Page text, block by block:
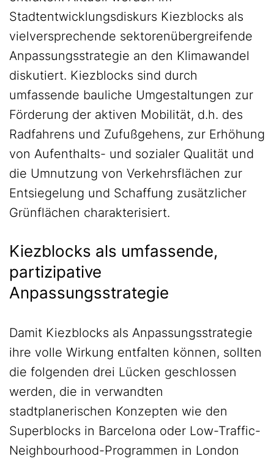
Stadtentwicklungsdiskurs Kiezblocks als
vielversprechende sektorenübergreifende
Anpassungsstrategie an den Klimawandel
diskutiert. Kiezblocks sind durch
umfassende bauliche Umgestaltungen zur
Förderung der aktiven Mobilität, d.h. des
Radfahrens und Zufußgehens, zur Erhöhung
von Aufenthalts- und sozialer Qualität und
die Umnutzung von Verkehrsflächen zur
Entsiegelung und Schaffung zusätzlicher
Grünflächen charakterisiert.
Kiezblocks als umfassende,
partizipative
Anpassungsstrategie
Damit Kiezblocks als Anpassungsstrategie
ihre volle Wirkung entfalten können, sollten
die folgenden drei Lücken geschlossen
werden, die in verwandten
stadtplanerischen Konzepten wie den
Superblocks in Barcelona oder Low-Traffic-
Neighbourhood-Programmen in London